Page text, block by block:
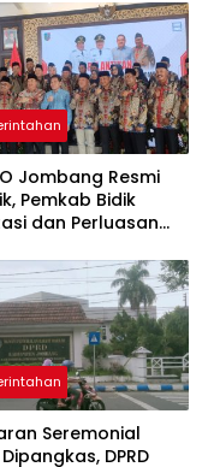
Jombang Resmi
Pemkab Bidik
dan Perluasan
Seremonial
DPRD